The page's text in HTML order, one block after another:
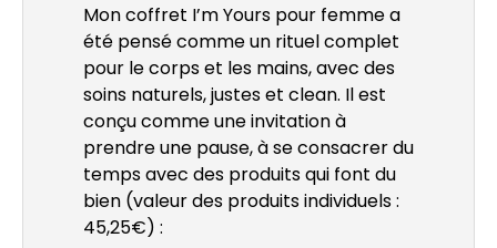
Mon coffret I’m Yours pour femme a
été pensé comme un rituel complet
pour le corps et les mains, avec des
soins naturels, justes et clean. Il est
conçu comme une invitation à
prendre une pause, à se consacrer du
temps avec des produits qui font du
bien (valeur des produits individuels :
45,25€) :